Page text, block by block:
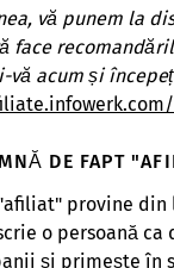
vă punem la
face
vă acum și
DE FAPT
provine din
o persoană
și primește în